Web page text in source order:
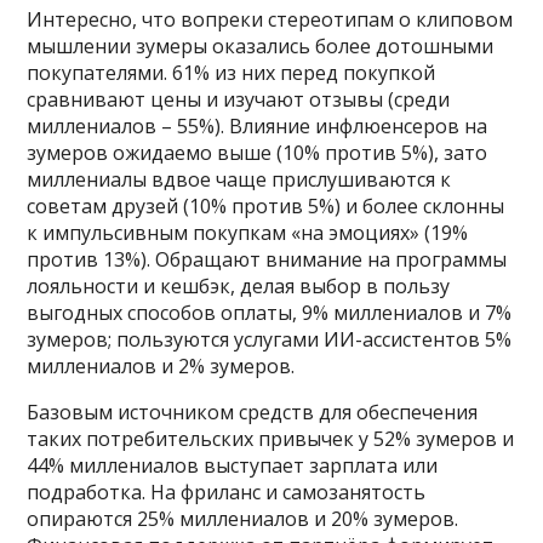
Интересно, что вопреки стереотипам о клиповом
мышлении зумеры оказались более дотошными
покупателями. 61% из них перед покупкой
сравнивают цены и изучают отзывы (среди
миллениалов – 55%). Влияние инфлюенсеров на
зумеров ожидаемо выше (10% против 5%), зато
миллениалы вдвое чаще прислушиваются к
советам друзей (10% против 5%) и более склонны
к импульсивным покупкам «на эмоциях» (19%
против 13%). Обращают внимание на программы
лояльности и кешбэк, делая выбор в пользу
выгодных способов оплаты, 9% миллениалов и 7%
зумеров; пользуются услугами ИИ-ассистентов 5%
миллениалов и 2% зумеров.
Базовым источником средств для обеспечения
таких потребительских привычек у 52% зумеров и
44% миллениалов выступает зарплата или
подработка. На фриланс и самозанятость
опираются 25% миллениалов и 20% зумеров.